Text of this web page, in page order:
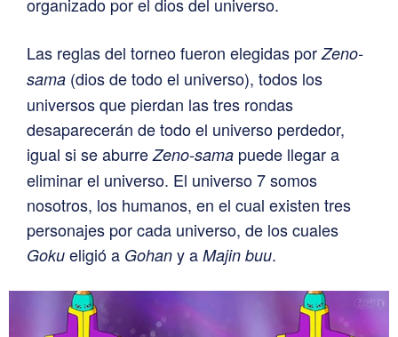
Las reglas del torneo fueron elegidas por Zeno-
sama (dios de todo el universo), todos los
universos que pierdan las tres rondas
desaparecerán de todo el universo perdedor,
igual si se aburre Zeno-sama puede llegar a
eliminar el universo. El universo 7 somos
nosotros, los humanos, en el cual existen tres
personajes por cada universo, de los cuales
Goku eligió a Gohan y a Majin buu.